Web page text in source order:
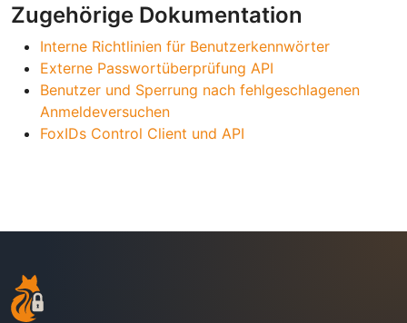
Zugehörige Dokumentation
Interne Richtlinien für Benutzerkennwörter
Externe Passwortüberprüfung API
Benutzer und Sperrung nach fehlgeschlagenen
Anmeldeversuchen
FoxIDs Control Client und API